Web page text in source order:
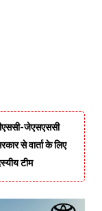
जेएसएससी
से वार्ता के लिए
टीम